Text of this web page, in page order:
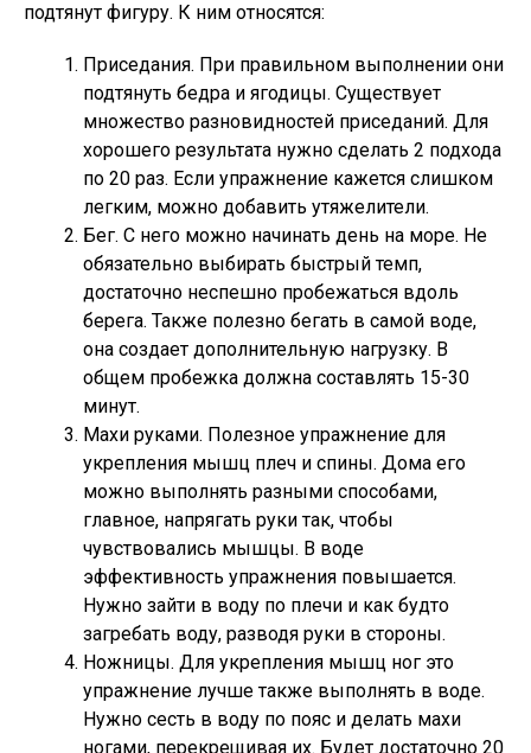
подтянут фигуру. К ним относятся:
Приседания. При правильном выполнении они
подтянуть бедра и ягодицы. Существует
множество разновидностей приседаний. Для
хорошего результата нужно сделать 2 подхода
по 20 раз. Если упражнение кажется слишком
легким, можно добавить утяжелители.
Бег. С него можно начинать день на море. Не
обязательно выбирать быстрый темп,
достаточно неспешно пробежаться вдоль
берега. Также полезно бегать в самой воде,
она создает дополнительную нагрузку. В
общем пробежка должна составлять 15-30
минут.
Махи руками. Полезное упражнение для
укрепления мышц плеч и спины. Дома его
можно выполнять разными способами,
главное, напрягать руки так, чтобы
чувствовались мышцы. В воде
эффективность упражнения повышается.
Нужно зайти в воду по плечи и как будто
загребать воду, разводя руки в стороны.
Ножницы. Для укрепления мышц ног это
упражнение лучше также выполнять в воде.
Нужно сесть в воду по пояс и делать махи
ногами, перекрещивая их. Будет достаточно 20